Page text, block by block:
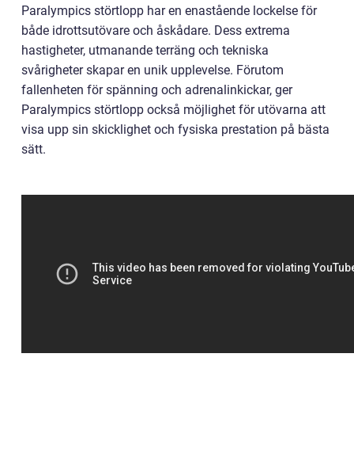
Paralympics störtlopp har en enastående lockelse för
både idrottsutövare och åskådare. Dess extrema
hastigheter, utmanande terräng och tekniska
svårigheter skapar en unik upplevelse. Förutom
fallenheten för spänning och adrenalinkickar, ger
Paralympics störtlopp också möjlighet för utövarna att
visa upp sin skicklighet och fysiska prestation på bästa
sätt.